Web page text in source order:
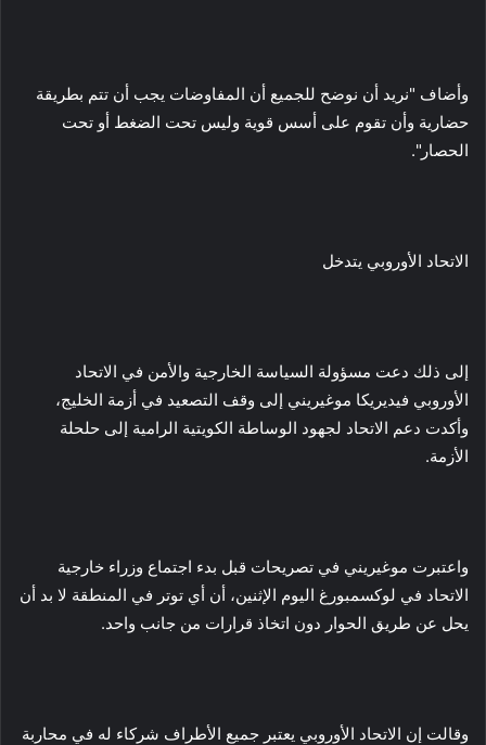
وأضاف "نريد أن نوضح للجميع أن المفاوضات يجب أن تتم بطريقة
حضارية وأن تقوم على أسس قوية وليس تحت الضغط أو تحت
الحصار".
الاتحاد الأوروبي يتدخل
إلى ذلك دعت مسؤولة السياسة الخارجية والأمن في الاتحاد
الأوروبي فيديريكا موغيريني إلى وقف التصعيد في أزمة الخليج،
وأكدت دعم الاتحاد لجهود الوساطة الكويتية الرامية إلى حلحلة
الأزمة.
واعتبرت موغيريني في تصريحات قبل بدء اجتماع وزراء خارجية
الاتحاد في لوكسمبورغ اليوم الإثنين، أن أي توتر في المنطقة لا بد أن
يحل عن طريق الحوار دون اتخاذ قرارات من جانب واحد.
وقالت إن الاتحاد الأوروبي يعتبر جميع الأطراف شركاء له في محاربة